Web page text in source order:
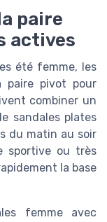
paire
actives
été femme, les
paire pivot pour
combiner un
sandales plates
du matin au soir
sportive ou très
la base
femme avec